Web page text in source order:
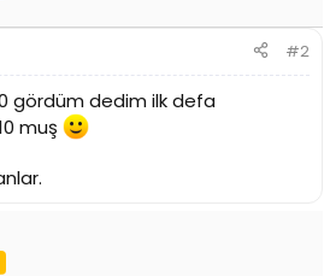
#2
gördüm dedim ilk defa
muş